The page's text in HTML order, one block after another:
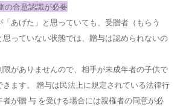
の合意認識が必要
あげた」と思っていても、受贈者（もらう
っていない状態では、贈与は認められないの
がありませんので、相手が未成年者の子供で
きます。 贈与は民法上に規定されている法律行
が贈 与 を受ける場合には親権者の同意が必